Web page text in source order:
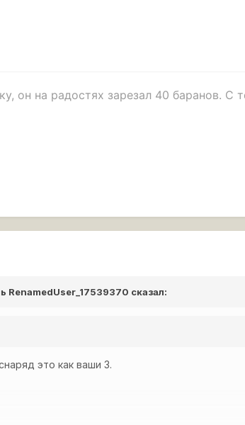
он на радостях зарезал 40 баранов. С
RenamedUser_17539370 сказал:
это как ваши 3.